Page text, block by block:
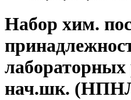
Набор хим.
лабораторных
нач.шк.